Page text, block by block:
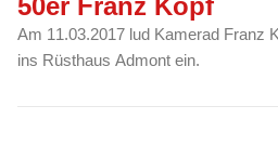
50er Franz Kopf
Am 11.03.2017 lud Kamerad Franz
ins Rüsthaus Admont ein.